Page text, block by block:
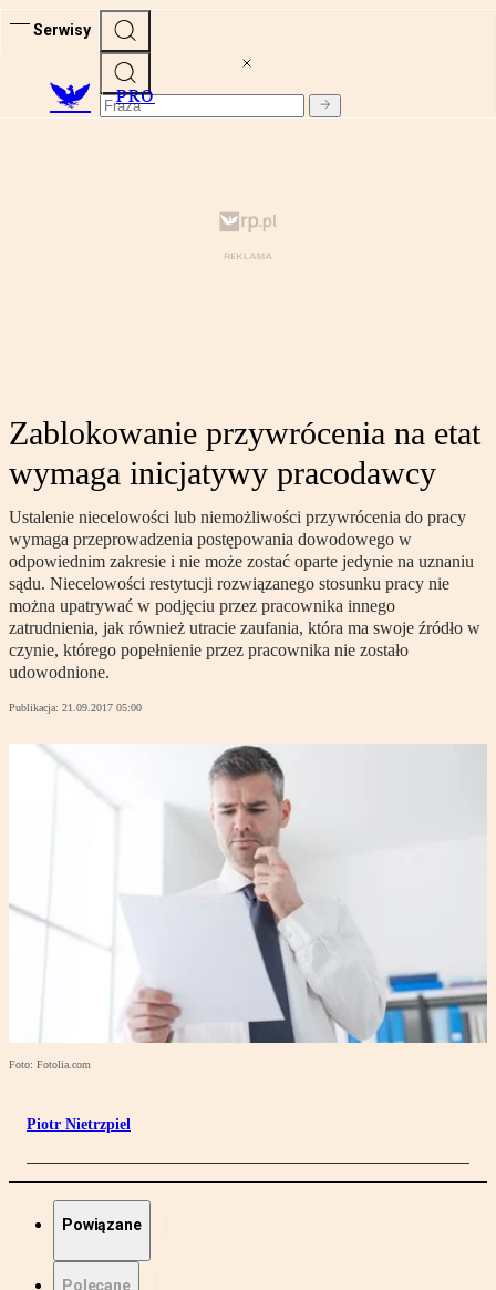
Serwisy
PRO
Zablokowanie przywrócenia na etat
wymaga inicjatywy pracodawcy
Ustalenie niecelowości lub niemożliwości przywrócenia do pracy
wymaga przeprowadzenia postępowania dowodowego w
odpowiednim zakresie i nie może zostać oparte jedynie na uznaniu
sądu. Niecelowości restytucji rozwiązanego stosunku pracy nie
można upatrywać w podjęciu przez pracownika innego
zatrudnienia, jak również utracie zaufania, która ma swoje źródło w
czynie, którego popełnienie przez pracownika nie zostało
udowodnione.
Publikacja: 21.09.2017 05:00
Foto: Fotolia.com
Piotr Nietrzpiel
Powiązane
Polecane